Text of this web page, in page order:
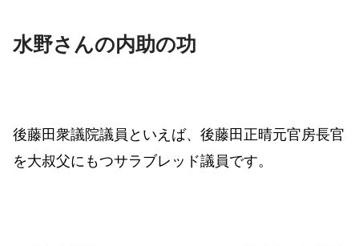
水野さんの内助の功
後藤田衆議院議員といえば、後藤田正晴元官房長官
を大叔父にもつサラブレッド議員です。